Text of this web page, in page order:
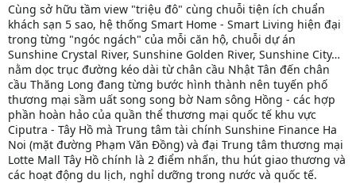
Cùng sở hữu tầm view "triệu đô" cùng chuỗi tiện ích chuẩn
khách sạn 5 sao, hệ thống Smart Home - Smart Living hiện đại
trong từng "ngóc ngách" của mỗi căn hộ, chuỗi dự án
Sunshine Crystal River, Sunshine Golden River, Sunshine City…
nằm dọc trục đường kéo dài từ chân cầu Nhật Tân đến chân
cầu Thăng Long đang từng bước hình thành nên tuyến phố
thương mại sầm uất song song bờ Nam sông Hồng - các hợp
phần hoàn hảo của quần thể thương mại quốc tế khu vực
Ciputra - Tây Hồ mà Trung tâm tài chính Sunshine Finance Ha
Noi (mặt đường Phạm Văn Đồng) và đại Trung tâm thương mại
Lotte Mall Tây Hồ chính là 2 điểm nhấn, thu hút giao thương và
các hoạt động du lịch, nghỉ dưỡng trong nước và quốc tế.